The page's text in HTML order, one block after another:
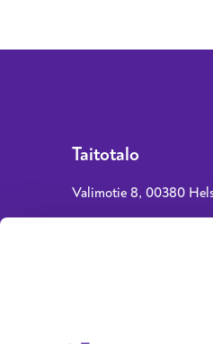
Taitotalo
Valimotie 8, 00380
ma, ke, to klo 8–15, ti